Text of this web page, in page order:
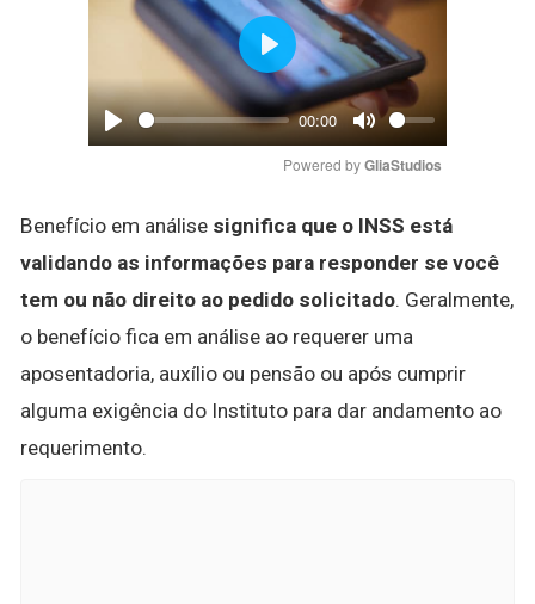
Play
00:00
Mute
Play
Powered by GliaStudios
Benefício em análise significa que o INSS está
validando as informações para responder se você
tem ou não direito ao pedido solicitado. Geralmente,
o benefício fica em análise ao requerer uma
aposentadoria, auxílio ou pensão ou após cumprir
alguma exigência do Instituto para dar andamento ao
requerimento.